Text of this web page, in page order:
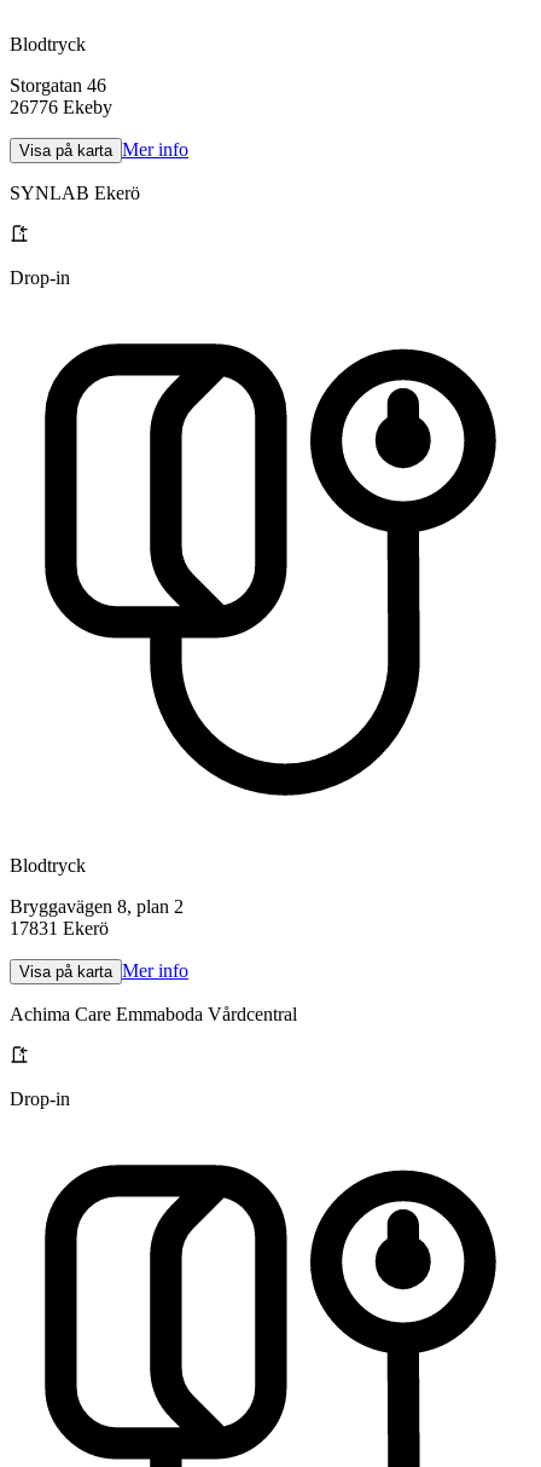
Blodtryck
Storgatan 46
26776 Ekeby
Visa på karta Mer info
SYNLAB Ekerö
Drop-in
Blodtryck
Bryggavägen 8, plan 2
17831 Ekerö
Visa på karta Mer info
Achima Care Emmaboda Vårdcentral
Drop-in